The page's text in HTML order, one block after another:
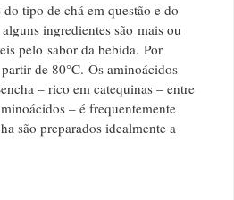
tipo de chá em questão e do
ingredientes são mais ou
​​pelo sabor da bebida. Por
de 80°C. Os aminoácidos
– rico em catequinas – entre
– é frequentemente
são preparados idealmente a